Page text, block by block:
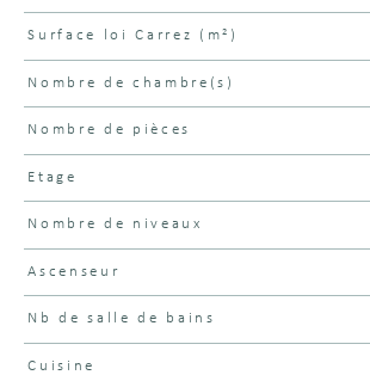
Surface loi Carrez (m²)
Nombre de chambre(s)
Nombre de pièces
Etage
Nombre de niveaux
Ascenseur
Nb de salle de bains
Cuisine